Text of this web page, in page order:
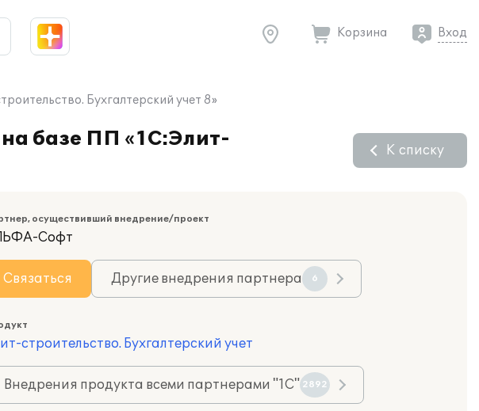
Корзина Вход
Бухгалтерский учет 8»
базе ПП «1C:Элит-
К списку
осуществивший внедрение/проект
Софт
Связаться Другие внедрения партнера 6
строительство. Бухгалтерский учет
Внедрения продукта всеми партнерами "1С" 2892